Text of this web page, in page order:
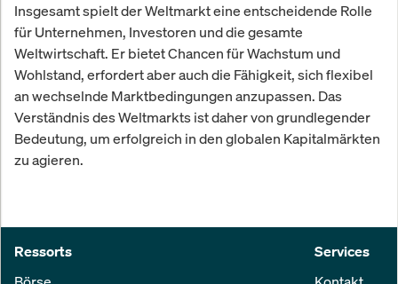
Insgesamt spielt der Weltmarkt eine entscheidende Rolle
für Unternehmen, Investoren und die gesamte
Weltwirtschaft. Er bietet Chancen für Wachstum und
Wohlstand, erfordert aber auch die Fähigkeit, sich flexibel
an wechselnde Marktbedingungen anzupassen. Das
Verständnis des Weltmarkts ist daher von grundlegender
Bedeutung, um erfolgreich in den globalen Kapitalmärkten
zu agieren.
Ressorts Services